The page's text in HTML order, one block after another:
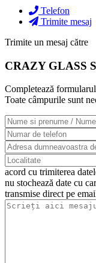
Telefon
Trimite mesaj
Trimite un mesaj către
CRAZY GLASS
Completează
Toate câmpurile sunt
acord cu trimiterea
nu stochează date cu
transmise direct pe